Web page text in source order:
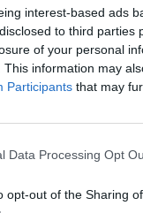
interest-based ads
to third parties
of your personal
This information may
Participants that may
Data Processing Opt
opt-out of the Sharing
2026 12:56